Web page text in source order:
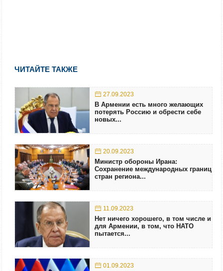
ЧИТАЙТЕ ТАКЖЕ
27.09.2023
В Армении есть много желающих
потерять Россию и обрести себе
новых...
20.09.2023
Министр обороны Ирана:
Сохранение международных границ
стран региона...
11.09.2023
Нет ничего хорошего, в том числе и
для Армении, в том, что НАТО
пытается...
01.09.2023